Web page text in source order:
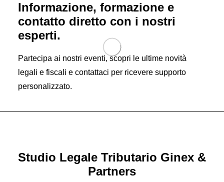
Informazione, formazione e
contatto diretto con i nostri
esperti.
Partecipa ai nostri eventi, scopri le ultime novità
legali e fiscali e contattaci per ricevere supporto
personalizzato.
Studio Legale Tributario Ginex &
Partners